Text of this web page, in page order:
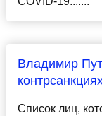
Владимир
Список лиц,